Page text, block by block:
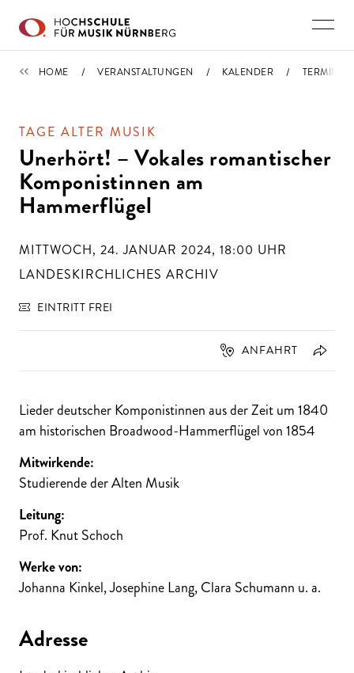
TERMINE
HOME VERANSTALTUNGEN KALENDER TERMIN
TAGE ALTER MUSIK
Unerhört! – Vokales romantischer
Komponistinnen am
Hammerflügel
MITTWOCH, 24. JANUAR 2024, 18:00 UHR
LANDESKIRCHLICHES ARCHIV
EINTRITT FREI
ANFAHRT
Lieder deutscher Komponistinnen aus der Zeit um 1840
am historischen Broadwood-Hammerflügel von 1854
Mitwirkende:
Studierende der Alten Musik
Leitung:
Prof. Knut Schoch
Werke von:
Johanna Kinkel, Josephine Lang, Clara Schumann u. a.
Adresse